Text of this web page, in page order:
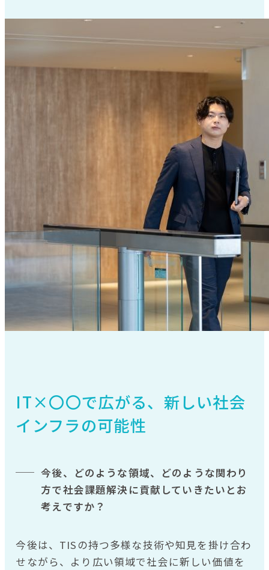
IT×〇〇で広がる、新しい社会
インフラの可能性
今後、どのような領域、どのような関わり
方で社会課題解決に貢献していきたいとお
考えですか？
今後は、TISの持つ多様な技術や知見を掛け合わ
せながら、より広い領域で社会に新しい価値を